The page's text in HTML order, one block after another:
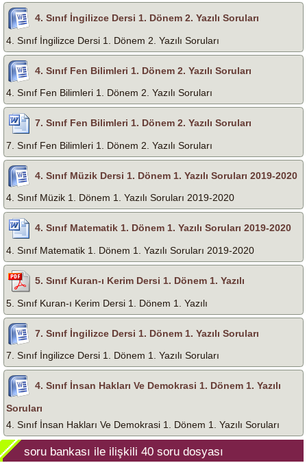
4. Sınıf İngilizce Dersi 1. Dönem 2. Yazılı Soruları
4. Sınıf İngilizce Dersi 1. Dönem 2. Yazılı Soruları
4. Sınıf Fen Bilimleri 1. Dönem 2. Yazılı Soruları
4. Sınıf Fen Bilimleri 1. Dönem 2. Yazılı Soruları
7. Sınıf Fen Bilimleri 1. Dönem 2. Yazılı Soruları
7. Sınıf Fen Bilimleri 1. Dönem 2. Yazılı Soruları
4. Sınıf Müzik Dersi 1. Dönem 1. Yazılı Soruları 2019-2020
4. Sınıf Müzik 1. Dönem 1. Yazılı Soruları 2019-2020
4. Sınıf Matematik 1. Dönem 1. Yazılı Soruları 2019-2020
4. Sınıf Matematik 1. Dönem 1. Yazılı Soruları 2019-2020
5. Sınıf Kuran-ı Kerim Dersi 1. Dönem 1. Yazılı
5. Sınıf Kuran-ı Kerim Dersi 1. Dönem 1. Yazılı
7. Sınıf İngilizce Dersi 1. Dönem 1. Yazılı Soruları
7. Sınıf İngilizce Dersi 1. Dönem 1. Yazılı Soruları
4. Sınıf İnsan Hakları Ve Demokrasi 1. Dönem 1. Yazılı
Soruları
4. Sınıf İnsan Hakları Ve Demokrasi 1. Dönem 1. Yazılı Soruları
soru bankası ile ilişkili 40 soru dosyası